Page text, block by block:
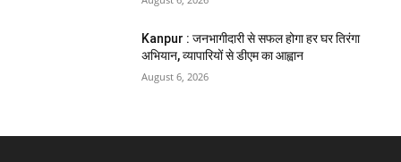
Kanpur : जनभागीदारी से सफल होगा हर घर तिरंगा
अभियान, व्यापारियों से डीएम का आह्वान
August 6, 2026